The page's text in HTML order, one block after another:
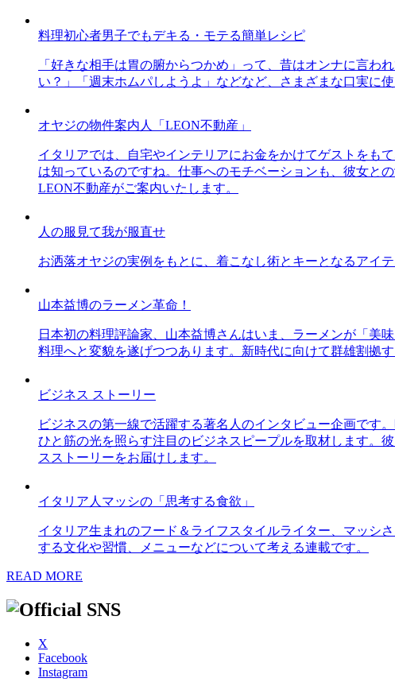
料理初心者男子でもデキる・モテる簡単レシピ
「好きな相手は胃の腑からつかめ」って、昔はオンナに言
い？」「週末ホムパしようよ」などなど、さまざまな口実に
オヤジの物件案内人「LEON不動産」
イタリアでは、自宅やインテリアにお金をかけてゲストをも
は知っているのですね。仕事へのモチベーションも、彼女と
LEON不動産がご案内いたします。
人の服見て我が服直せ
お洒落オヤジの実例をもとに、着こなし術とキーとなるアイ
山本益博のラーメン革命！
日本初の料理評論家、山本益博さんはいま、ラーメンが「美
料理へと変貌を遂げつつあります。新時代に向けて群雄割拠
ビジネス ストーリー
ビジネスの第一線で活躍する著名人のインタビュー企画です
ひと筋の光を照らす注目のビジネスピープルを取材します。
スストーリーをお届けします。
イタリア人マッシの「思考する食欲」
イタリア生まれのフード＆ライフスタイルライター、マッシ
する文化や習慣、メニューなどについて考える連載です。
READ MORE
X
Facebook
Instagram